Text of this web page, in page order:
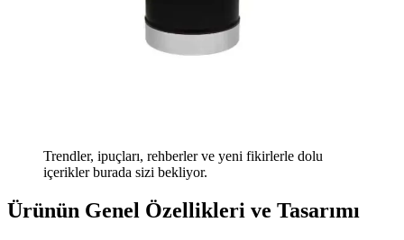
Trendler, ipuçları, rehberler ve yeni fikirlerle dolu
içerikler burada sizi bekliyor.
Ürünün Genel Özellikleri ve Tasarımı